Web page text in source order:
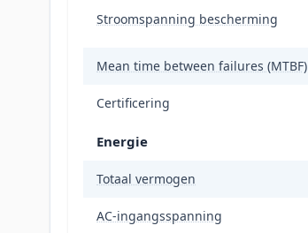
Stroomspanning bescherming
Mean time between failures (MTBF)
Certificering
Energie
Totaal vermogen
AC-ingangsspanning